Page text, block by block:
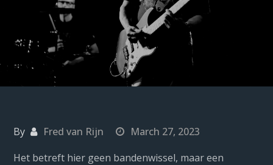
By Fred van Rijn
March 27, 2023
Het betreft hier geen bandenwissel, maar een